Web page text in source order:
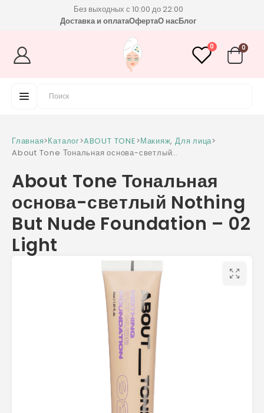
Без выходных с 10:00 до 22:00
Доставка и оплатаОфертаО насБлог
0 0
Главная>Каталог>ABOUT TONE>Макияж, Для лица>
About Tone Тональная основа-светлый
About Tone Тональная
основа-светлый Nothing
But Nude Foundation – 02
Light